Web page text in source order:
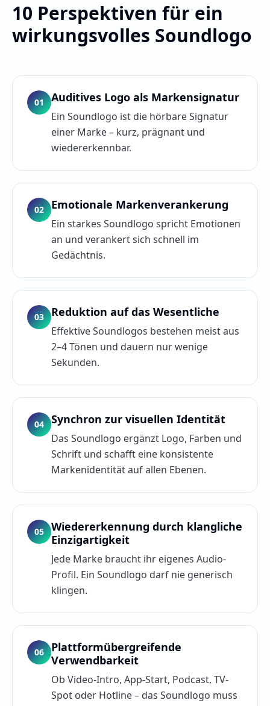
10 Perspektiven für ein
wirkungsvolles Soundlogo
01 Auditives Logo als Markensignatur
Ein Soundlogo ist die hörbare Signatur
einer Marke – kurz, prägnant und
wiedererkennbar.
02 Emotionale Markenverankerung
Ein starkes Soundlogo spricht Emotionen
an und verankert sich schnell im
Gedächtnis.
03 Reduktion auf das Wesentliche
Effektive Soundlogos bestehen meist aus
2–4 Tönen und dauern nur wenige
Sekunden.
04 Synchron zur visuellen Identität
Das Soundlogo ergänzt Logo, Farben und
Schrift und schafft eine konsistente
Markenidentität auf allen Ebenen.
05
Wiedererkennung durch klangliche
Einzigartigkeit
Jede Marke braucht ihr eigenes Audio-
Profil. Ein Soundlogo darf nie generisch
klingen.
06
Plattformübergreifende
Verwendbarkeit
Ob Video-Intro, App-Start, Podcast, TV-
Spot oder Hotline – das Soundlogo muss